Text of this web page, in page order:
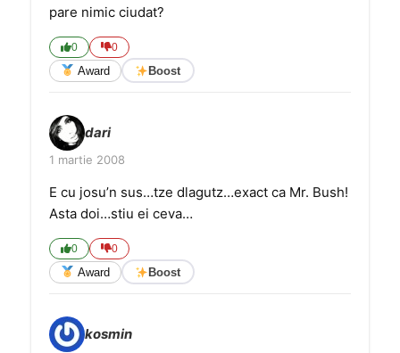
pare nimic ciudat?
0 0
Award Boost
dari
1 martie 2008
E cu josu’n sus…tze dlagutz…exact ca Mr. Bush!
Asta doi…stiu ei ceva…
0 0
Award Boost
kosmin